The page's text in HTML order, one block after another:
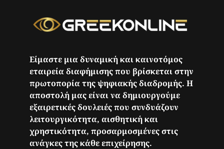
Είμαστε μια δυναμική και καινοτόμος
εταιρεία διαφήμισης που βρίσκεται στην
πρωτοπορία της ψηφιακής διαδρομής. Η
αποστολή μας είναι να δημιουργούμε
εξαιρετικές δουλειές που συνδυάζουν
λειτουργικότητα, αισθητική και
χρηστικότητα, προσαρμοσμένες στις
ανάγκες της κάθε επιχείρησης.